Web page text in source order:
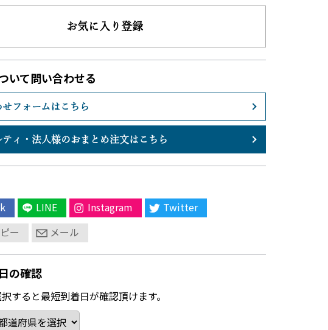
お気に入り登録
いて問い合わせる
フォームはこちら
ィ・ 法人様のおまとめ注文はこちら
LINE Instagram
Twitter
ー
メール
の確認
すると最短到着日が確認頂けます。